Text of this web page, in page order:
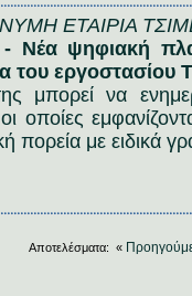
ΕΤΑΙΡΙΑ
- Νέα ψηφιακή
εργοστασίου
μπορεί να
οποίες
πορεία με ειδικά
Αποτελέσματα: «